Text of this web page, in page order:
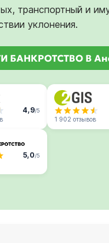
транспортный и
уклонения.
БАНКРОТСТВО В
4,9/5
1 902 отзывов
5,0/5